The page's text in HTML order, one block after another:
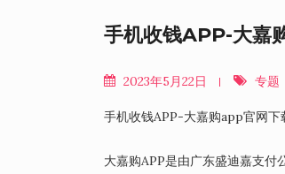
手机收钱APP-大嘉
2023年5月22日 专题
手机收钱APP-大嘉购app官网
大嘉购APP是由广东盛迪嘉支